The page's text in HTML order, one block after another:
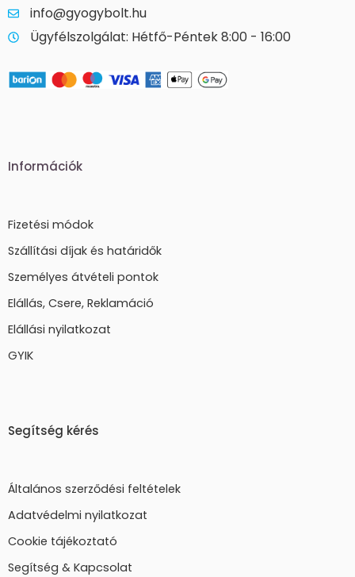
info@gyogybolt.hu
Ügyfélszolgálat: Hétfő-Péntek 8:00 - 16:00
Információk
Fizetési módok
Szállítási díjak és határidők
Személyes átvételi pontok
Elállás, Csere, Reklamáció
Elállási nyilatkozat
GYIK
Segítség kérés
Általános szerződési feltételek
Adatvédelmi nyilatkozat
Cookie tájékoztató
Segítség & Kapcsolat